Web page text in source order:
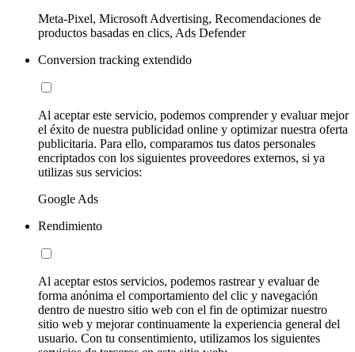
Meta-Pixel, Microsoft Advertising, Recomendaciones de
productos basadas en clics, Ads Defender
Conversion tracking extendido
Al aceptar este servicio, podemos comprender y evaluar mejor
el éxito de nuestra publicidad online y optimizar nuestra oferta
publicitaria. Para ello, comparamos tus datos personales
encriptados con los siguientes proveedores externos, si ya
utilizas sus servicios:
Google Ads
Rendimiento
Al aceptar estos servicios, podemos rastrear y evaluar de
forma anónima el comportamiento del clic y navegación
dentro de nuestro sitio web con el fin de optimizar nuestro
sitio web y mejorar continuamente la experiencia general del
usuario. Con tu consentimiento, utilizamos los siguientes